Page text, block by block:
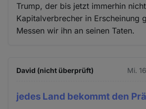
Trump, der bis jetzt immerhin
Kapitalverbrecher in Erscheinung
Messen wir ihn an seinen Taten.
David (nicht überprüft) Mi.
jedes Land bekommt den